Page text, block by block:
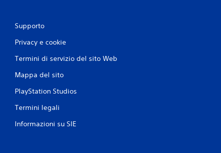
Supporto
Privacy e cookie
Termini di servizio del sito Web
Mappa del sito
PlayStation Studios
Termini legali
Informazioni su SIE